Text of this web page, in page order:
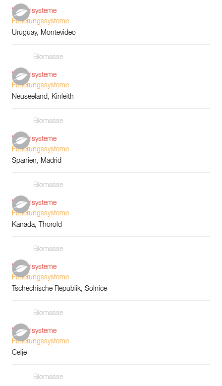
Kesselsysteme
Feuerungssysteme
Uruguay, Montevideo
Biomasse
Kesselsysteme
Feuerungssysteme
Neuseeland, Kinleith
Biomasse
Kesselsysteme
Feuerungssysteme
Spanien, Madrid
Biomasse
Kesselsysteme
Feuerungssysteme
Kanada, Thorold
Biomasse
Kesselsysteme
Feuerungssysteme
Tschechische Republik, Solnice
Biomasse
Kesselsysteme
Feuerungssysteme
Celje
Biomasse